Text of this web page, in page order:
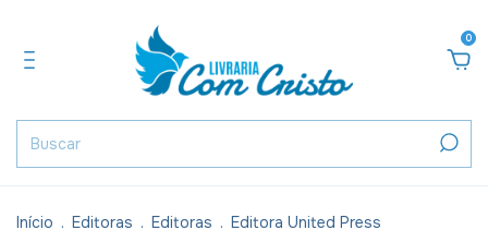
0
Início . Editoras . Editoras . Editora United Press